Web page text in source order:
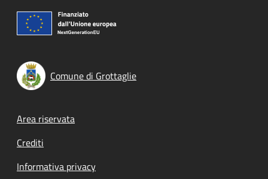
Comune di Grottaglie
Footer menu
Area riservata
Crediti
Informativa privacy